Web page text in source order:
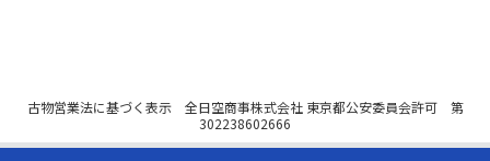
古物営業法に基づく表示 全日空商事株式会社 東京都公安委員会許可 第
302238602666